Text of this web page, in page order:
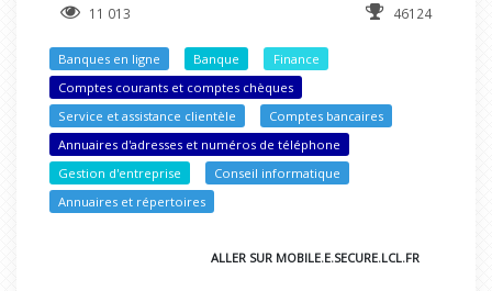
11 013 46124
Banques en ligne Banque
Finance
Comptes courants et comptes chèques
Service et assistance clientèle
Comptes bancaires
Annuaires d'adresses et numéros de téléphone
Gestion d'entreprise
Conseil informatique
Annuaires et répertoires
ALLER SUR MOBILE.E.SECURE.LCL.FR